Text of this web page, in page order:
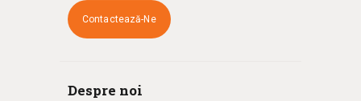
Contactează-Ne
Despre noi